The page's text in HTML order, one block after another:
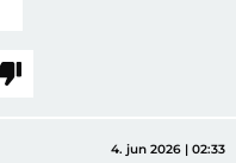
4. jun 2026 | 02:33